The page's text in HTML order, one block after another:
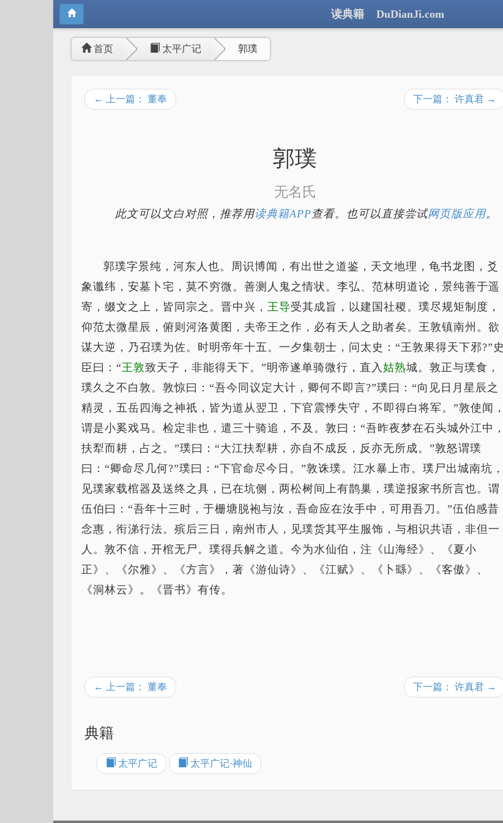
读典籍 DuDianJi.com
首页 太平广记 郭璞
← 上一篇： 董奉 下一篇： 许真君 →
郭璞
无名氏
此文可以文白对照，推荐用读典籍APP查看。也可以直接尝试网页版应用。
郭璞字景纯，河东人也。周识博闻，有出世之道鉴，天文地理，龟书龙图，爻
象谶纬，安墓卜宅，莫不穷微。善测人鬼之情状。李弘、范林明道论，景纯善于遥
寄，缀文之上，皆同宗之。晋中兴， 王导受其成旨，以建国社稷。璞尽规矩制度，
仰范太微星辰，俯则河洛黄图，夫帝王之作，必有天人之助者矣。王敦镇南州。欲
谋大逆，乃召璞为佐。时明帝年十五。一夕集朝士，问太史：“王敦果得天下邪?”史
臣曰：“王敦致天子，非能得天下。”明帝遂单骑微行，直入 姑熟城。敦正与璞食，
璞久之不白敦。敦惊曰：“吾今同议定大计，卿何不即言?”璞曰：“向见日月星辰之
精灵，五岳四海之神祇，皆为道从翌卫，下官震悸失守，不即得白将军。”敦使闻，
谓是小奚戏马。检定非也，遣三十骑追，不及。敦曰：“吾昨夜梦在石头城外江中，
扶犁而耕，占之。”璞曰：“大江扶犁耕，亦自不成反，反亦无所成。”敦怒谓璞
曰：“卿命尽几何?”璞曰：“下官命尽今日。”敦诛璞。江水暴上市。璞尸出城南坑，
见璞家载棺器及送终之具，已在坑侧，两松树间上有鹊巢，璞逆报家书所言也。谓
伍伯曰：“吾年十三时，于栅塘脱袍与汝，吾命应在汝手中，可用吾刀。”伍伯感昔
念惠，衔涕行法。殡后三日，南州市人，见璞货其平生服饰，与相识共语，非但一
人。敦不信，开棺无尸。璞得兵解之道。今为水仙伯，注《山海经》、《夏小
正》、《尔雅》、《方言》，著《游仙诗》、《江赋》、《卜繇》、《客傲》、
《洞林云》。《晋书》有传。
← 上一篇： 董奉 下一篇： 许真君 →
典籍
太平广记 太平广记·神仙